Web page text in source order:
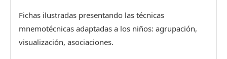
Fichas ilustradas presentando las técnicas
mnemotécnicas adaptadas a los niños: agrupación,
visualización, asociaciones.